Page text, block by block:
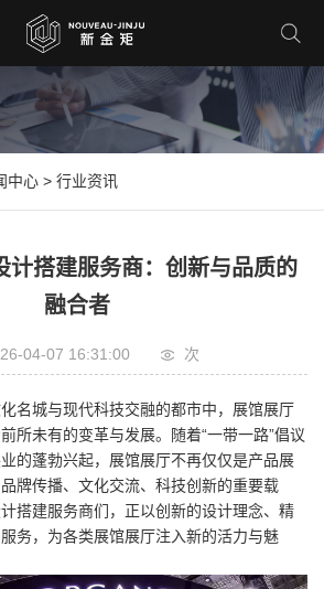
中心 > 行业资讯
计搭建服务商：创新与品质的
融合者
04-07 16:31:00 次
城与现代科技交融的都市中，展馆展厅
所未有的变革与发展。随着“一带一路”倡议
的蓬勃兴起，展馆展厅不再仅仅是产品展
牌传播、文化交流、科技创新的重要载
搭建服务商们，正以创新的设计理念、精
务，为各类展馆展厅注入新的活力与魅